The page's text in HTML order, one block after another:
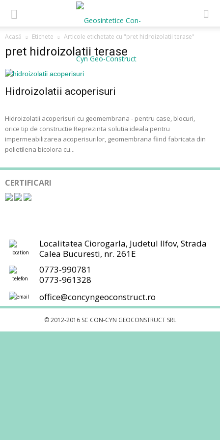
Acasă Etichete Articole etichetate cu "pret hidroizolatii terase"
pret hidroizolatii terase
Hidroizolatii acoperisuri
Hidroizolatii acoperisuri cu geomembrana - pentru case, blocuri,
orice tip de constructie Reprezinta solutia ideala pentru
impermeabilizarea acoperisurilor, geomembrana fiind fabricata din
polietilena bicolora cu...
CERTIFICARI
Localitatea Ciorogarla, Judetul Ilfov, Strada
Calea Bucuresti, nr. 261E
0773-990781
0773-961328
office@concyngeoconstruct.ro
© 2012-2016 SC CON-CYN GEOCONSTRUCT SRL